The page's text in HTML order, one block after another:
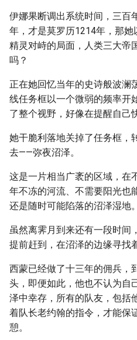
伊娜果断调出系统时间，三百
年，才是莫罗历1214年，那
精灵对峙的局面，人类三大帝
吗？
正在她回忆当年的史诗般波澜
线任务框以一个微弱的频率开
了整个视野，好像在提醒自己
她干脆利落地关掉了任务框，
去——弥夜沼泽。
这是一片相当广袤的区域，在
年不冻的河流、不需要阳光也
还是随时可能陷落的沼泽湿地。
虽然离霁月到来还有一段时间
提前赶到，在沼泽的边缘寻找
西蒙已经做了十三年的佣兵，
头，即便如此，他也不认为自
泽中幸存，所有的队友，包括
着队长老约翰的指令，才能保
憩。